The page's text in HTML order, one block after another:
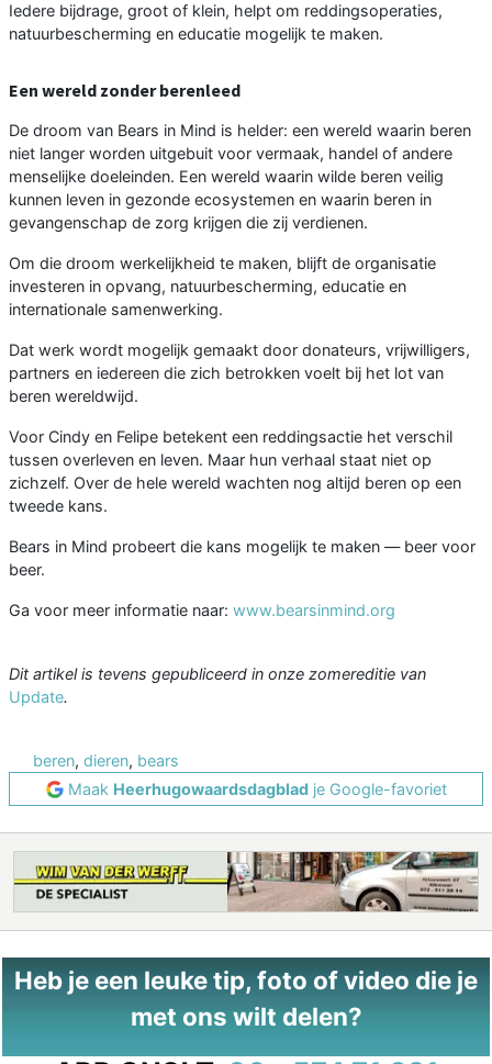
Iedere bijdrage, groot of klein, helpt om reddingsoperaties,
natuurbescherming en educatie mogelijk te maken.
Een wereld zonder berenleed
De droom van Bears in Mind is helder: een wereld waarin beren
niet langer worden uitgebuit voor vermaak, handel of andere
menselijke doeleinden. Een wereld waarin wilde beren veilig
kunnen leven in gezonde ecosystemen en waarin beren in
gevangenschap de zorg krijgen die zij verdienen.
Om die droom werkelijkheid te maken, blijft de organisatie
investeren in opvang, natuurbescherming, educatie en
internationale samenwerking.
Dat werk wordt mogelijk gemaakt door donateurs, vrijwilligers,
partners en iedereen die zich betrokken voelt bij het lot van
beren wereldwijd.
Voor Cindy en Felipe betekent een reddingsactie het verschil
tussen overleven en leven. Maar hun verhaal staat niet op
zichzelf. Over de hele wereld wachten nog altijd beren op een
tweede kans.
Bears in Mind probeert die kans mogelijk te maken — beer voor
beer.
Ga voor meer informatie naar: www.bearsinmind.org
Dit artikel is tevens gepubliceerd in onze zomereditie van
Update.
beren, dieren, bears
Maak Heerhugowaardsdagbladje Google-favoriet
Heb je een leuke tip, foto of video die je
met ons wilt delen?